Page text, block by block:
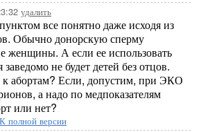
удалить
все понятно даже исходя из
Обычно донорскую сперму
женщины. А если ее использовать
заведомо не будет детей без отцов.
к абортам? Если, допустим, при ЭКО
а надо по медпоказателям
или нет?
К полной версии